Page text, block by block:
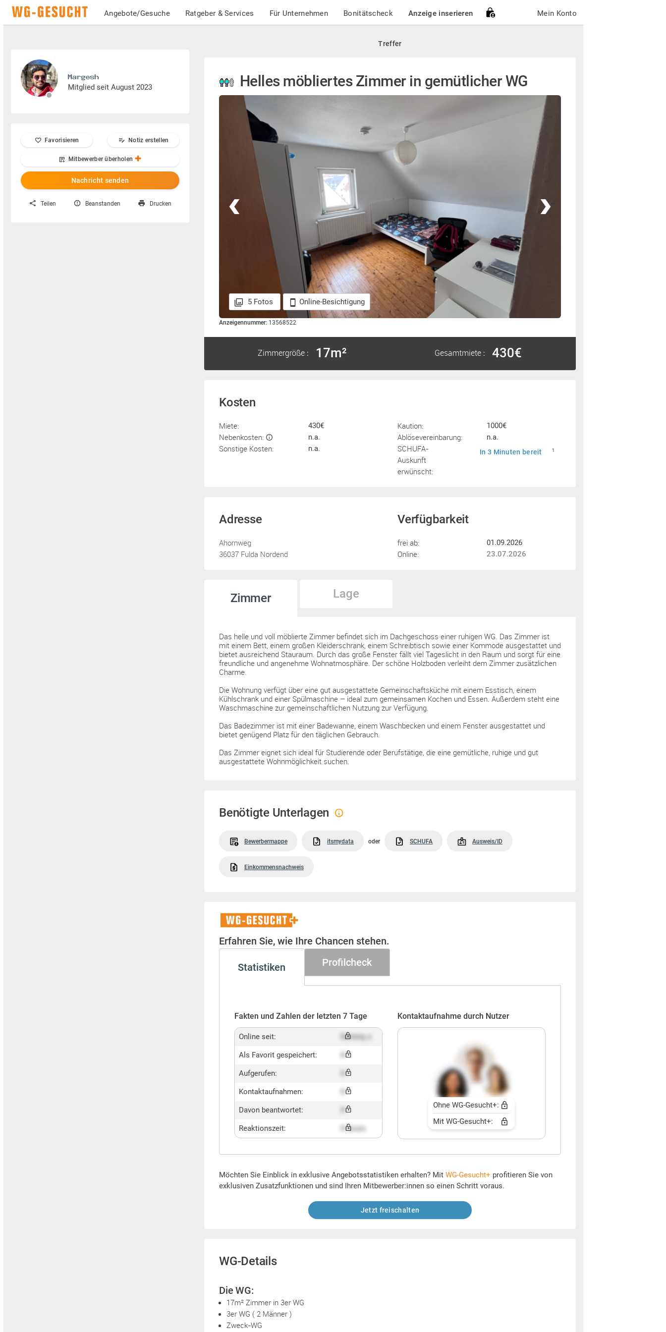
Angebote/Gesuche Ratgeber & Services Für Unternehmen Bonitätscheck Anzeige inserieren Mein Konto
Treffer
Helles möbliertes Zimmer in gemütlicher WG
5 Fotos Online-Besichtigung
Anzeigennummer: 13568522
Zimmergröße : 17m² Gesamtmiete : 430€
Kosten
Miete: 430€
Nebenkosten: n.a.
Sonstige Kosten: n.a.
Kaution: 1000€
Ablösevereinbarung: n.a.
SCHUFA-
Auskunft
erwünscht:
In 3 Minuten bereit 1
Adresse
Ahornweg
36037 Fulda Nordend
Verfügbarkeit
frei ab: 01.09.2026
Online: 23.07.2026
Zimmer Lage
Das helle und voll möblierte Zimmer befindet sich im Dachgeschoss einer ruhigen WG. Das Zimmer ist
mit einem Bett, einem großen Kleiderschrank, einem Schreibtisch sowie einer Kommode ausgestattet und
bietet ausreichend Stauraum. Durch das große Fenster fällt viel Tageslicht in den Raum und sorgt für eine
freundliche und angenehme Wohnatmosphäre. Der schöne Holzboden verleiht dem Zimmer zusätzlichen
Charme.
Die Wohnung verfügt über eine gut ausgestattete Gemeinschaftsküche mit einem Esstisch, einem
Kühlschrank und einer Spülmaschine – ideal zum gemeinsamen Kochen und Essen. Außerdem steht eine
Waschmaschine zur gemeinschaftlichen Nutzung zur Verfügung.
Das Badezimmer ist mit einer Badewanne, einem Waschbecken und einem Fenster ausgestattet und
bietet genügend Platz für den täglichen Gebrauch.
Das Zimmer eignet sich ideal für Studierende oder Berufstätige, die eine gemütliche, ruhige und gut
ausgestattete Wohnmöglichkeit suchen.
Benötigte Unterlagen
Bewerbermappe itsmydata oder SCHUFA Ausweis/ID
Einkommensnachweis
WG-
Gesucht+
Erfahren Sie, wie Ihre Chancen stehen.
Statistiken Profilcheck
Fakten und Zahlen der letzten 7 Tage
Online seit: Dummy x
Als Favorit gespeichert:
Aufgerufen:
Kontaktaufnahmen:
Davon beantwortet:
Reaktionszeit: X hours
Kontaktaufnahme durch Nutzer
Ohne WG-Gesucht+:
Mit WG-Gesucht+:
Möchten Sie Einblick in exklusive Angebotsstatistiken erhalten? Mit WG-Gesucht+ profitieren Sie von
exklusiven Zusatzfunktionen und sind Ihren Mitbewerber:innen so einen Schritt voraus.
Jetzt freischalten
WG-Details
Die WG:
17m² Zimmer in 3er WG
3er WG ( 2 Männer )
Zweck-WG
Mitglied seit August 2023
Favorisieren Notiz erstellen
Mitbewerber überholen
Nachricht senden
Teilen Beanstanden Drucken